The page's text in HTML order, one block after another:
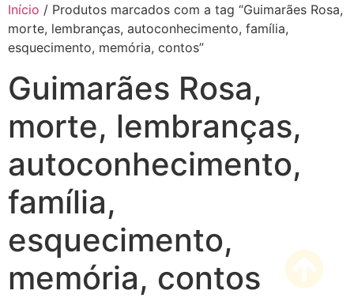
Início / Produtos marcados com a tag “Guimarães Rosa,
morte, lembranças, autoconhecimento, família,
esquecimento, memória, contos”
Guimarães Rosa,
morte, lembranças,
autoconhecimento,
família,
esquecimento,
memória, contos